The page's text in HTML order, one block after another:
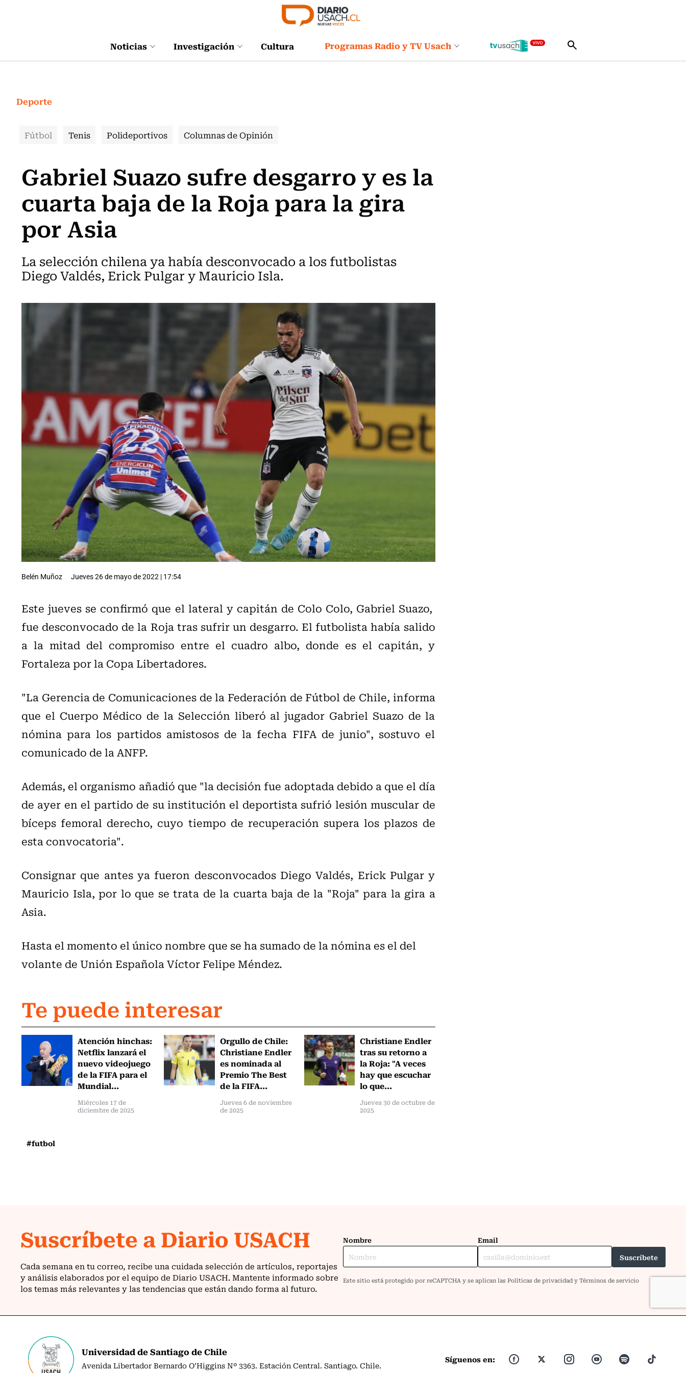
Noticias Investigación Cultura Programas Radio y TV Usach
Deporte
Fútbol Tenis Polideportivos Columnas de Opinión
Gabriel Suazo sufre desgarro y es la
cuarta baja de la Roja para la gira
por Asia
La selección chilena ya había desconvocado a los futbolistas
Diego Valdés, Erick Pulgar y Mauricio Isla.
Belén Muñoz Jueves 26 de mayo de 2022 | 17:54
Este jueves se confirmó que el lateral y capitán de Colo Colo, Gabriel Suazo,
fue desconvocado de la Roja tras sufrir un desgarro. El futbolista había salido
a la mitad del compromiso entre el cuadro albo, donde es el capitán, y
Fortaleza por la Copa Libertadores.
"La Gerencia de Comunicaciones de la Federación de Fútbol de Chile, informa
que el Cuerpo Médico de la Selección liberó al jugador Gabriel Suazo de la
nómina para los partidos amistosos de la fecha FIFA de junio", sostuvo el
comunicado de la ANFP.
Además, el organismo añadió que "la decisión fue adoptada debido a que el día
de ayer en el partido de su institución el deportista sufrió lesión muscular de
bíceps femoral derecho, cuyo tiempo de recuperación supera los plazos de
esta convocatoria".
Consignar que antes ya fueron desconvocados Diego Valdés, Erick Pulgar y
Mauricio Isla, por lo que se trata de la cuarta baja de la "Roja" para la gira a
Asia.
Hasta el momento el único nombre que se ha sumado de la nómina es el del
volante de Unión Española Víctor Felipe Méndez.
Te puede interesar
Atención hinchas:
Netflix lanzará el
nuevo videojuego
de la FIFA para el
Mundial...
Miércoles 17 de
diciembre de 2025
Orgullo de Chile:
Christiane Endler
es nominada al
Premio The Best
de la FIFA...
Jueves 6 de noviembre
de 2025
Christiane Endler
tras su retorno a
la Roja: "A veces
hay que escuchar
lo que...
Jueves 30 de octubre de
2025
#futbol
Universidad de Santiago de Chile
Avenida Libertador Bernardo O’Higgins Nº 3363. Estación Central. Santiago. Chile.
Síguenos en: